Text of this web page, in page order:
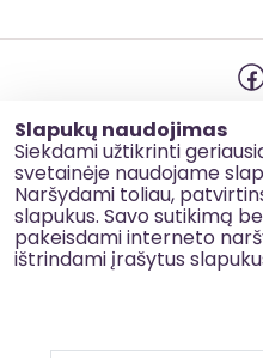
Slapukų naudojimas
Siekdami užtikrinti
svetainėje naudojame
Naršydami toliau,
slapukus. Savo sutikimą
pakeisdami interneto
ištrindami įrašytus
Slapukų naudojimas
Korupcijos prevencija
Kontaktai